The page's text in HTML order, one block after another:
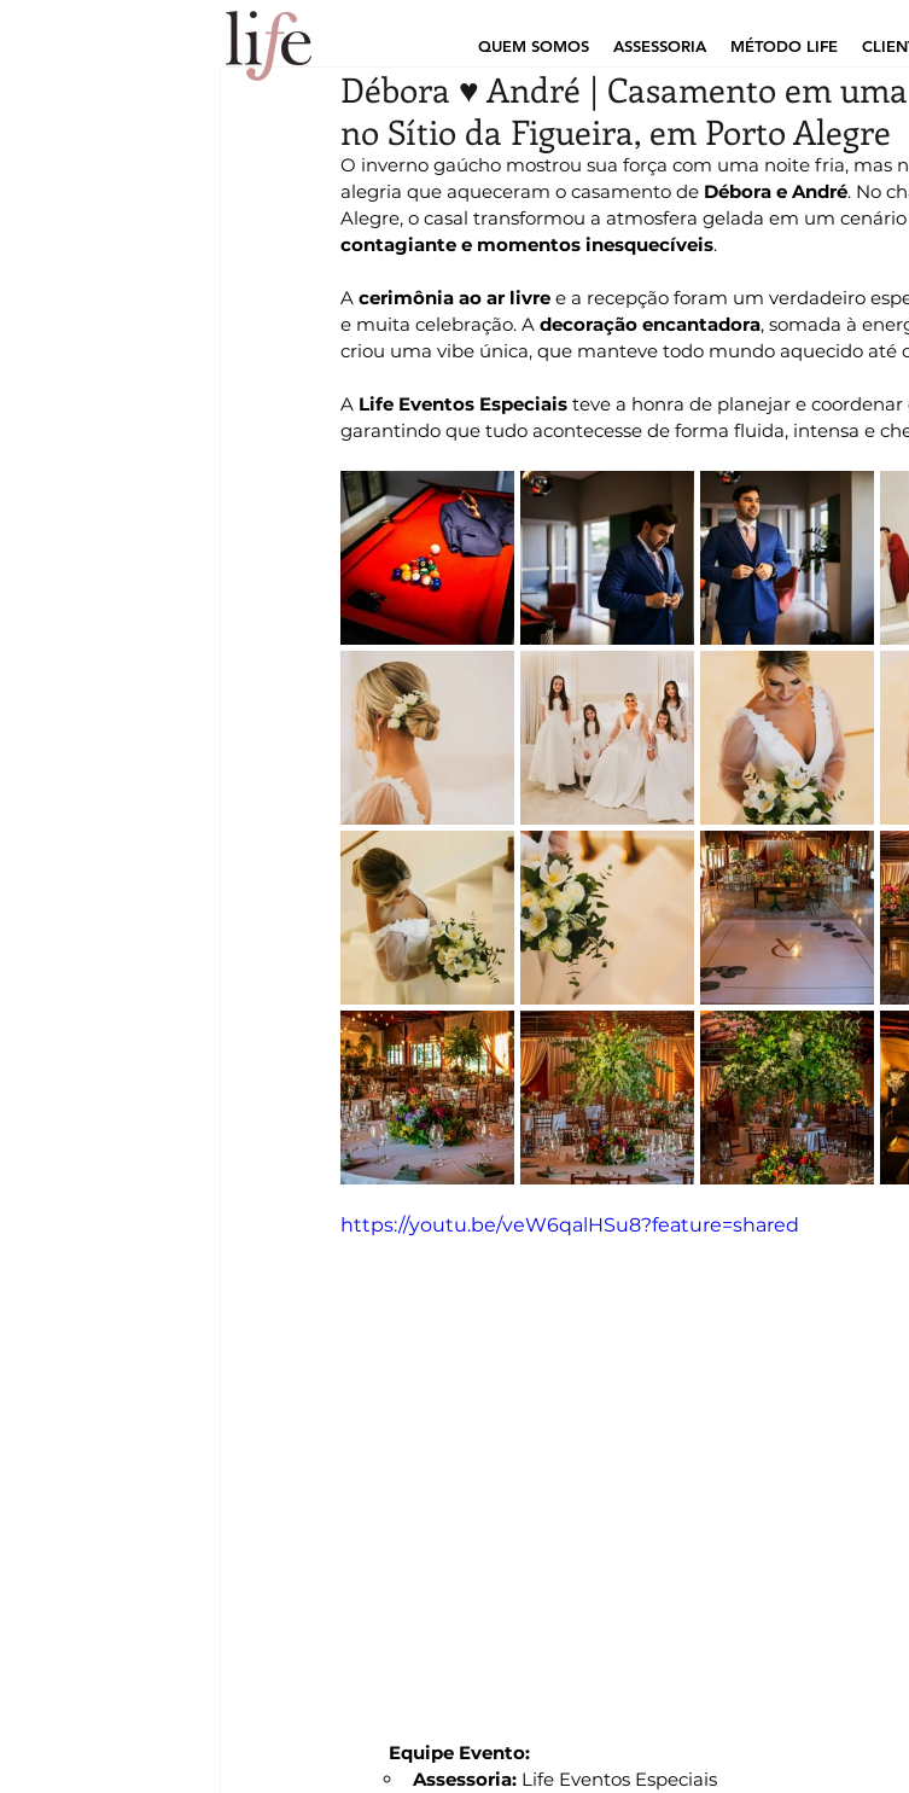
QUEM SOMOS ASSESSORIA MÉTODO LIFE
Débora ♥ André | Casamento em
no Sítio da Figueira, em Porto Alegre
O inverno gaúcho mostrou sua força com uma noite fria, mas
alegria que aqueceram o casamento de Débora e André. No
Alegre, o casal transformou a atmosfera gelada em um
contagiante e momentos inesquecíveis.
A cerimônia ao ar livre e a recepção foram um verdadeiro
e muita celebração. A decoração encantadora, somada à
criou uma vibe única, que manteve todo mundo aquecido até
A Life Eventos Especiais teve a honra de planejar e
garantindo que tudo acontecesse de forma fluida, intensa e
https://youtu.be/veW6qalHSu8?feature=shared
Equipe Evento:
Assessoria: Life Eventos Especiais